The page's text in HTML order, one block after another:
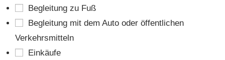
Beglei­tung zu Fuß
Beglei­tung mit dem Auto oder öffent­li­chen
Verkehrsmitteln
Ein­käu­fe